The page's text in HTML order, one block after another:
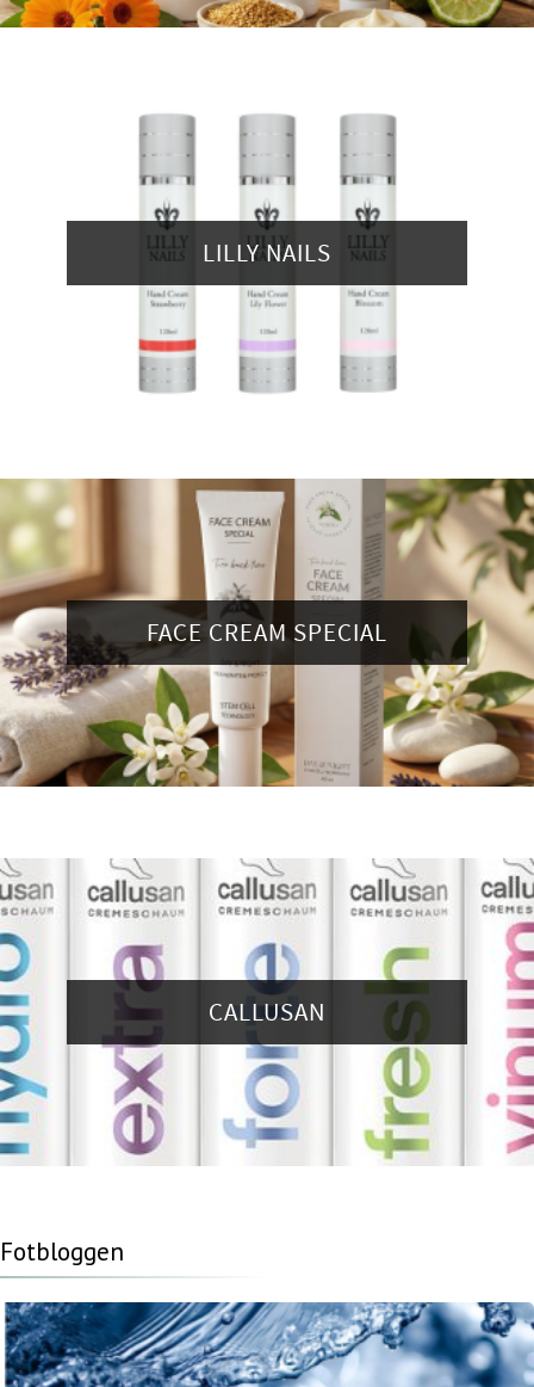
LILLY NAILS
FACE CREAM SPECIAL
CALLUSAN
Fotbloggen